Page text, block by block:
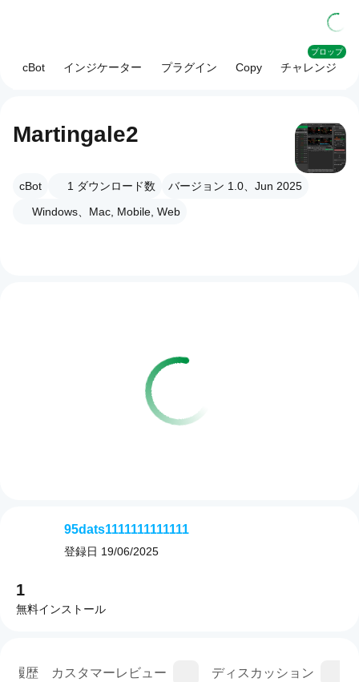
cBot インジケーター プラグイン Copy チャレンジ
プロップ
Martingale2
cBot 1 ダウンロード数
バージョン 1.0、Jun 2025
Windows、Mac, Mobile, Web
履歴 カスタマーレビュー ディスカッション
95dats1111111111111
登録日 19/06/2025
1
無料インストール